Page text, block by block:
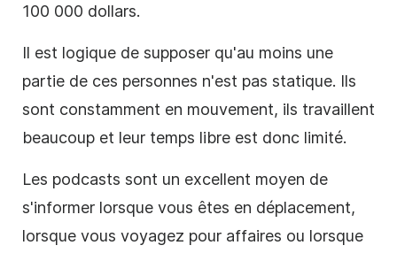
100 000 dollars.
Il est logique de supposer qu'au moins une
partie de ces personnes n'est pas statique. Ils
sont constamment en mouvement, ils travaillent
beaucoup et leur temps libre est donc limité.
Les podcasts sont un excellent moyen de
s'informer lorsque vous êtes en déplacement,
lorsque vous voyagez pour affaires ou lorsque